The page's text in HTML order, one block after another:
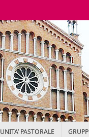
UNITA’ PASTORALE